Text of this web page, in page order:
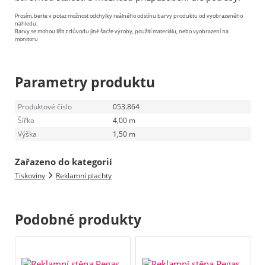
Prosím, berte v potaz možnost odchylky reálného odstínu barvy produktu od vyobrazeného
náhledu.
Barvy se mohou lišit z důvodu jiné šarže výroby, použití materiálu, nebo vyobrazení na
monitoru
Parametry produktu
Produktové číslo
053.864
Šířka
4,00 m
Výška
1,50 m
Zařazeno do kategorií
Tiskoviny Reklamní plachty
Podobné produkty